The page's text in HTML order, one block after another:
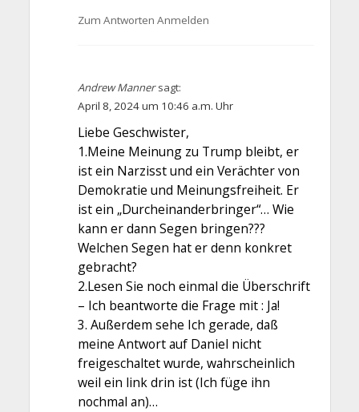
Zum Antworten Anmelden
Andrew Manner sagt:
April 8, 2024 um 10:46 a.m. Uhr
Liebe Geschwister,
1.Meine Meinung zu Trump bleibt, er
ist ein Narzisst und ein Verächter von
Demokratie und Meinungsfreiheit. Er
ist ein „Durcheinanderbringer“… Wie
kann er dann Segen bringen???
Welchen Segen hat er denn konkret
gebracht?
2.Lesen Sie noch einmal die Überschrift
– Ich beantworte die Frage mit : Ja!
3. Außerdem sehe Ich gerade, daß
meine Antwort auf Daniel nicht
freigeschaltet wurde, wahrscheinlich
weil ein link drin ist (Ich füge ihn
nochmal an)…